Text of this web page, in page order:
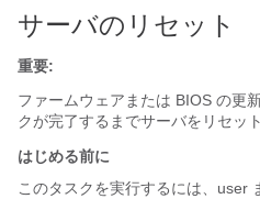
サーバのリセット
重要:
ファームウェアまたは BIOS の更
クが完了するまでサーバをリセッ
はじめる前に
このタスクを実行するには、user